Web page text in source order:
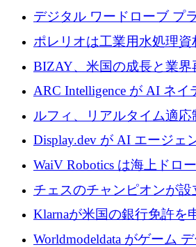
を削減するために 130 万ド
デジタル ワードローブ プ
1,000 万人のユーザーに到
700 万ドルを獲得
ポレリオは工業用水処理資
万ユーロを確保
BIZAY、米国の成長と業界
めに5,500万ドルを確保
ARC Intelligence が AI ネイ
ットフォームを拡大するた
ルフィ、リアルタイム適
810万ポンドを確保
Display.dev が AI エージェ
コラボレーションを強化す
WaiV Robotics は海上ドロ
1 つをどのように解決して
チェスのチャンピオンが
材料スタートアップ TaiSan
Klarnaが米国の銀行免許を
Worldmodeldata がゲーム